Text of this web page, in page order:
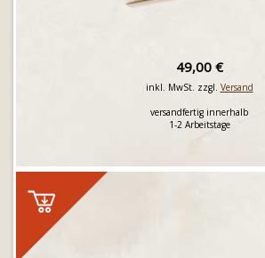
49,00 €
inkl. MwSt. zzgl. Versand
versandfertig innerhalb
1-2 Arbeitstage